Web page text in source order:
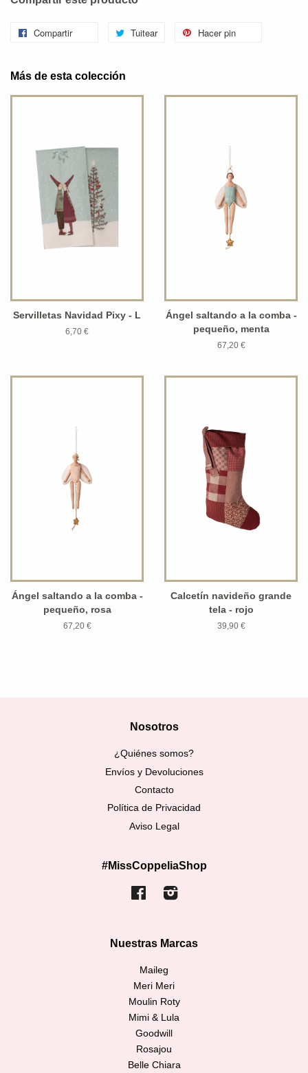
Compartir Tuitear Hacer pin
Más de esta colección
Servilletas Navidad Pixy - L
6,70 €
Ángel saltando a la comba -
pequeño, menta
67,20 €
Ángel saltando a la comba -
pequeño, rosa
67,20 €
Calcetín navideño grande
tela - rojo
39,90 €
Nosotros
¿Quiénes somos?
Envíos y Devoluciones
Contacto
Política de Privacidad
Aviso Legal
#MissCoppeliaShop
FacebookInstagram
Nuestras Marcas
Maileg
Meri Meri
Moulin Roty
Mimi & Lula
Goodwill
Rosajou
Belle Chiara